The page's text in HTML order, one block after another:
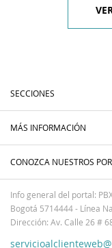
SECCIONES
MÁS INFORMACIÓN
CONOZCA NUESTROS
Info general del portal:
Bogotá 5714444 - Línea
Dirección: Av. Calle 26 #